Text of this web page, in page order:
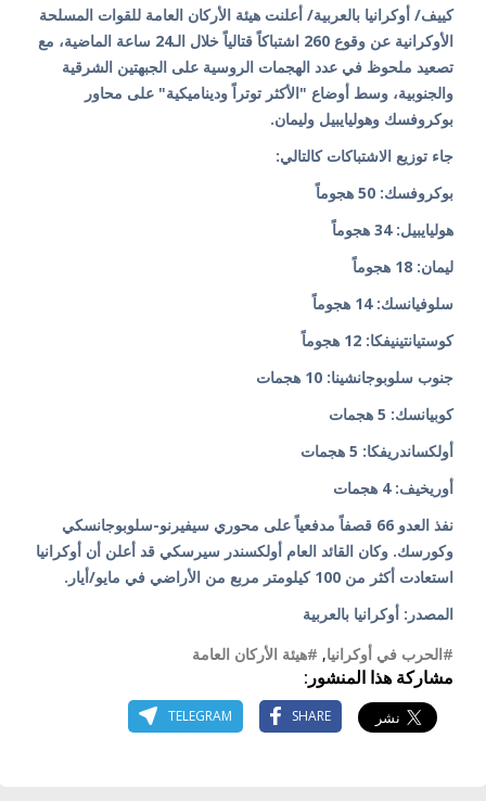
كييف/ أوكرانيا بالعربية/ أعلنت هيئة الأركان العامة للقوات المسلحة
الأوكرانية عن وقوع 260 اشتباكاً قتالياً خلال الـ24 ساعة الماضية، مع
تصعيد ملحوظ في عدد الهجمات الروسية على الجبهتين الشرقية
والجنوبية، وسط أوضاع "الأكثر توتراً وديناميكية" على محاور
بوكروفسك وهوليايبيل وليمان.
جاء توزيع الاشتباكات كالتالي:
بوكروفسك: 50 هجوماً
هوليايبيل: 34 هجوماً
ليمان: 18 هجوماً
سلوفيانسك: 14 هجوماً
كوستيانتينيفكا: 12 هجوماً
جنوب سلوبوجانشينا: 10 هجمات
كوبيانسك: 5 هجمات
أولكساندريفكا: 5 هجمات
أوريخيف: 4 هجمات
نفذ العدو 66 قصفاً مدفعياً على محوري سيفيرنو-سلوبوجانسكي
وكورسك. وكان القائد العام أولكسندر سيرسكي قد أعلن أن أوكرانيا
استعادت أكثر من 100 كيلومتر مربع من الأراضي في مايو/أيار.
المصدر: أوكرانيا بالعربية
#الحرب في أوكرانيا, #هيئة الأركان العامة
مشاركة هذا المنشور:
SHARE
TELEGRAM